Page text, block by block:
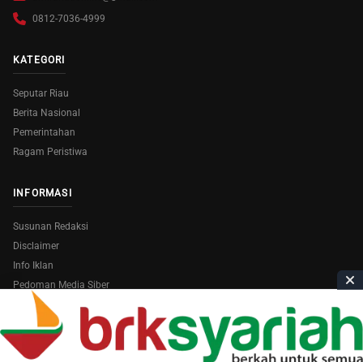
0812-7036-4999
KATEGORI
Seputar Riau
Berita Nasional
Pemerintahan
Ragam Peristiwa
INFORMASI
Susunan Redaksi
Disclaimer
Info Iklan
Pedoman Media Siber
Copyright © 2026 AmiraRiau.com . All Rights Reserved.